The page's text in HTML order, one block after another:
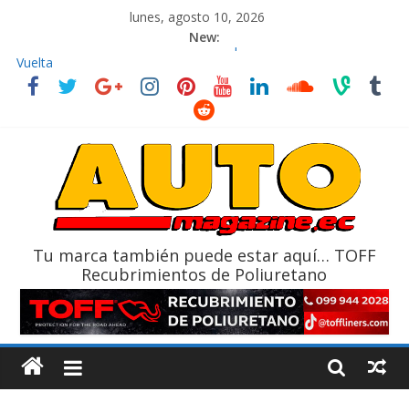
lunes, agosto 10, 2026
New:
La FEDAK recibe 12 Sinotruk Bolden para cubrir las rutas de La
Vuelta
El costo de tener un vehículo gana protagonismo a la hora de
¿Qué puede pasar con tu vehículo si permanece varios días sin
La Vuelta al Ecuador 2026, edición 47ª, recorre 7 provincias en 8
Tu marca también puede estar aquí… TOFF
Recubrimientos de Poliuretano